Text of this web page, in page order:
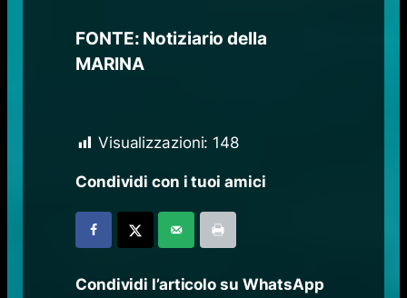
FONTE: Notiziario della
MARINA